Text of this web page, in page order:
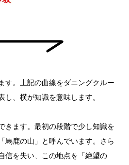
す。上記の曲線をダニングクルー
、横が知識を意味します。
きます。最初の段階で少し知識を
馬鹿の山」と呼んでいます。さら
信を失い、この地点を「絶望の